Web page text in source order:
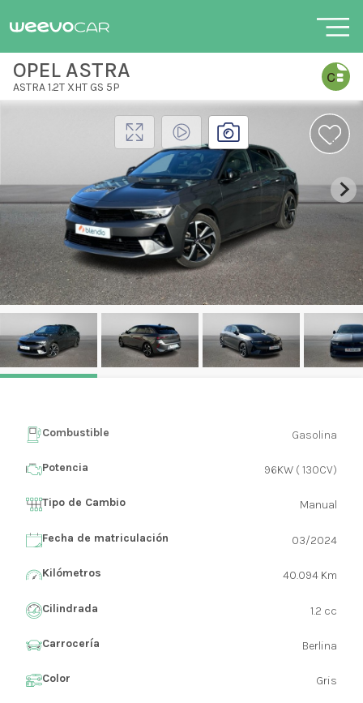
OPEL ASTRA
ASTRA 1.2T XHT GS 5P
Combustible Gasolina
Potencia 96KW ( 130CV)
Tipo de Cambio Manual
Fecha de matriculación 03/2024
Kilómetros 40.094 Km
Cilindrada 1.2 cc
Carrocería Berlina
Color Gris